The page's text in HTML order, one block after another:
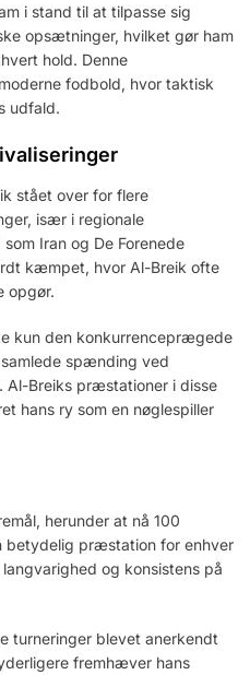
i stand til at tilpasse sig
opsætninger, hvilket gør ham
hold. Denne
fodbold, hvor taktisk
udfald.
stået over for flere
især i regionale
Iran og De Forenede
kæmpet, hvor Al-Breik ofte
opgør.
kun den konkurrenceprægede
spænding ved
Al-Breiks præstationer i disse
hans ry som en nøglespiller
herunder at nå 100
betydelig præstation for enhver
og konsistens på
turneringer blevet anerkendt
fremhæver hans